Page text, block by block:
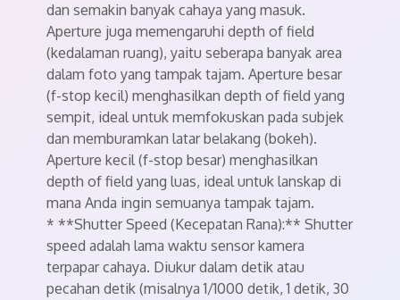
dan semakin banyak cahaya yang masuk.
Aperture juga memengaruhi depth of field
(kedalaman ruang), yaitu seberapa banyak area
dalam foto yang tampak tajam. Aperture besar
(f-stop kecil) menghasilkan depth of field yang
sempit, ideal untuk memfokuskan pada subjek
dan memburamkan latar belakang (bokeh).
Aperture kecil (f-stop besar) menghasilkan
depth of field yang luas, ideal untuk lanskap di
mana Anda ingin semuanya tampak tajam.
* **Shutter Speed (Kecepatan Rana):** Shutter
speed adalah lama waktu sensor kamera
terpapar cahaya. Diukur dalam detik atau
pecahan detik (misalnya 1/1000 detik, 1 detik, 30